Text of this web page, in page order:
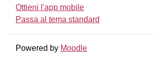
Ottieni l'app mobile
Passa al tema standard
Powered by Moodle